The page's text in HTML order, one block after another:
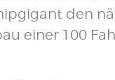
den
einer 100